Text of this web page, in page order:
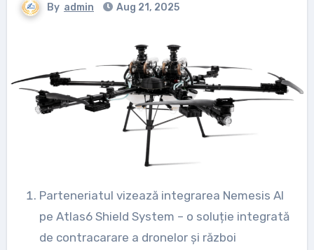
By admin Aug 21, 2025
Parteneriatul vizează integrarea Nemesis AI
pe Atlas6 Shield System – o soluție integrată
de contracarare a dronelor și război